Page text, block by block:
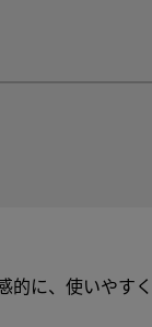
的に、使いやす